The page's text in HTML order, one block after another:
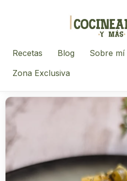
Recetas Blog Sobre mí
Zona Exclusiva